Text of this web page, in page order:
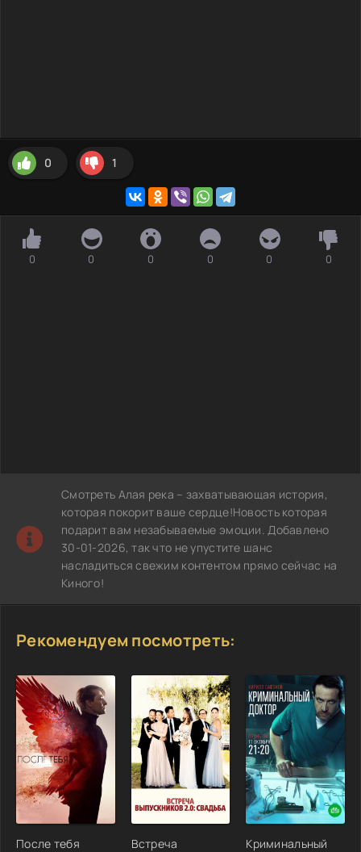
0 1
0 0 0 0 0 0
Смотреть Алая река – захватывающая история,
которая покорит ваше сердце!Новость которая
подарит вам незабываемые эмоции. Добавлено
30-01-2026, так что не упустите шанс
насладиться свежим контентом прямо сейчас на
Киного!
Рекомендуем посмотреть:
После тебя
Встреча
Криминальный